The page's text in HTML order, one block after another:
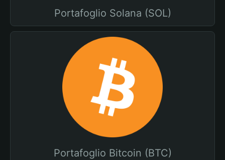
Portafoglio Solana (SOL)
Portafoglio Bitcoin (BTC)